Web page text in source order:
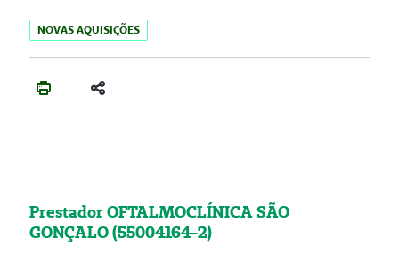
NOVAS AQUISIÇÕES
Prestador OFTALMOCLÍNICA SÃO
GONÇALO (55004164-2)